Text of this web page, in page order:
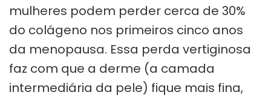
mulheres podem perder cerca de 30%
do colágeno nos primeiros cinco anos
da menopausa. Essa perda vertiginosa
faz com que a derme (a camada
intermediária da pele) fique mais fina,